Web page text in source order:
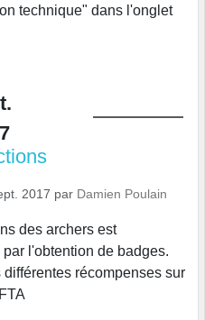
technique" dans l'onglet
2017 par Damien Poulain
des archers est
l'obtention de badges.
différentes récompenses sur